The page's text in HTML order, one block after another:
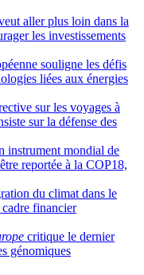
aller plus loin dans la
les investissements
souligne les défis
liées aux énergies
sur les voyages à
sur la défense des
instrument mondial de
reportée à la COP18,
du climat dans le
financier
critique le dernier
génomiques